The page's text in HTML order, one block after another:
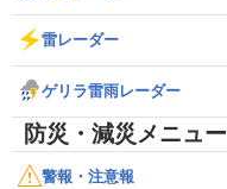
雷レーダー
ゲリラ雷雨レーダー
防災・減災メニュー
警報・注意報